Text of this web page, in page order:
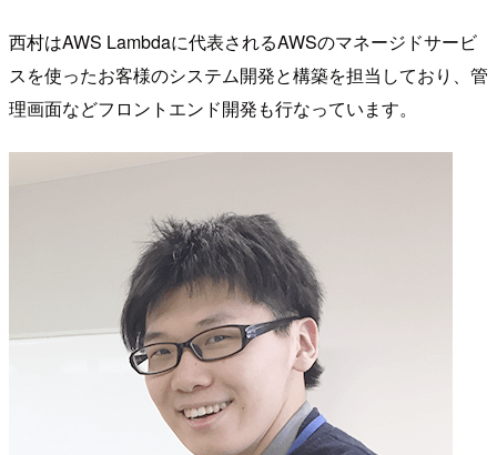
西村はAWS Lambdaに代表されるAWSのマネージドサービ
スを使ったお客様のシステム開発と構築を担当しており、管
理画面などフロントエンド開発も行なっています。